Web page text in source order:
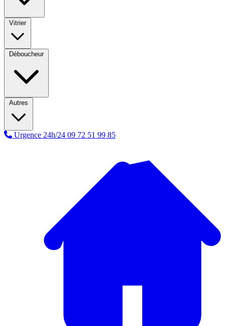
Vitrier
Déboucheur
Autres
Urgence 24h/24 09 72 51 99 85